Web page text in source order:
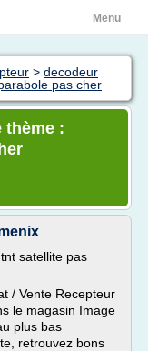
Menu
> decodeur
pas cher
thème :
satellite pas
/ Vente Recepteur
le magasin Image
plus bas
retrouvez bons